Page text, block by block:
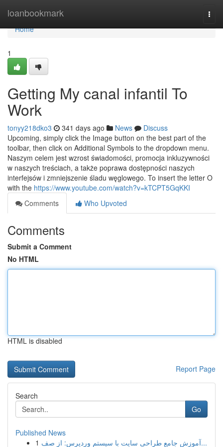
loanbookmark
Home
Home
1
Getting My canal infantil To
Work
tonyy218dko3 341 days ago News
Discuss
Upcoming, simply click the Image button on the best part of the
toolbar, then click on Additional Symbols to the dropdown menu.
Naszym celem jest wzrost świadomości, promocja inkluzywności
w naszych treściach, a także poprawa dostępności naszych
interfejsów i zmniejszenie śladu węglowego. To insert the letter O
with the https://www.youtube.com/watch?v=kTCPT5GqKKI
Comments
Who Upvoted
Comments
Submit a Comment
No HTML
HTML is disabled
Report Page
Search
Go
Published News
1
آموزش جامع طراحی سایت با سیستم وردپرس: از صف...